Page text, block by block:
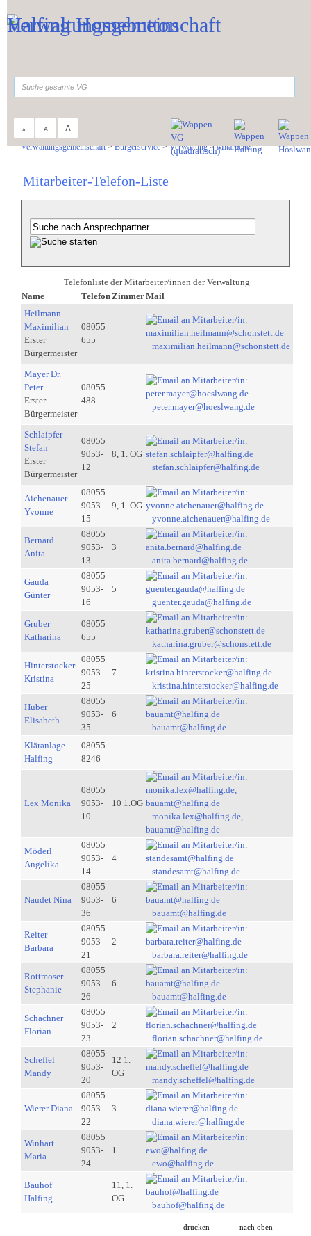
A A A
Verwaltungsgemeinschaft>Bürgerservice>Verwaltung>Mitarbeiter
Mitarbeiter-Telefon-Liste
Telefonliste der Mitarbeiter/innen der Verwaltung
Name
Telefon ZimmerMail
Heilmann
Maximilian
Erster
Bürgermeister
08055
655
maximilian.heilmann@schonstett.de
Mayer Dr.
Peter
Erster
Bürgermeister
08055
488
peter.mayer@hoeslwang.de
Schlaipfer
Stefan
Erster
Bürgermeister
08055
9053-
12
8, 1. OG
stefan.schlaipfer@halfing.de
Aichenauer
Yvonne
08055
9053-
15
9, 1. OG
yvonne.aichenauer@halfing.de
Bernard
Anita
08055
9053-
13
3
anita.bernard@halfing.de
Gauda
Günter
08055
9053-
16
5
guenter.gauda@halfing.de
Gruber
Katharina
08055
655
katharina.gruber@schonstett.de
Hinterstocker
Kristina
08055
9053-
25
7
kristina.hinterstocker@halfing.de
Huber
Elisabeth
08055
9053-
35
6
bauamt@halfing.de
Kläranlage
Halfing
08055
8246
Lex Monika
08055
9053-
10
10 1.OG
monika.lex@halfing.de,
bauamt@halfing.de
Möderl
Angelika
08055
9053-
14
4
standesamt@halfing.de
Naudet Nina
08055
9053-
36
6
bauamt@halfing.de
Reiter
Barbara
08055
9053-
21
2
barbara.reiter@halfing.de
Rottmoser
Stephanie
08055
9053-
26
6
bauamt@halfing.de
Schachner
Florian
08055
9053-
23
2
florian.schachner@halfing.de
Scheffel
Mandy
08055
9053-
20
12 1.
OG
mandy.scheffel@halfing.de
Wierer Diana
08055
9053-
22
3
diana.wierer@halfing.de
Winhart
Maria
08055
9053-
24
1
ewo@halfing.de
Bauhof
Halfing
11, 1.
OG
bauhof@halfing.de
drucken nach oben